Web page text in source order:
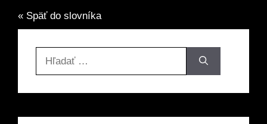
« Späť do slovníka